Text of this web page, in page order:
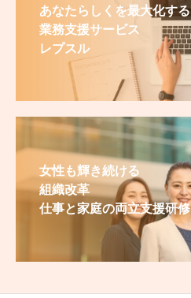
あなたらしくを最大化する
業務支援サービス
レプスル
女性も輝き続ける
組織改革
仕事と家庭の両立支援研修